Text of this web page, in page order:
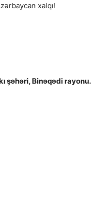
xalqı!
şəhəri, Binəqədi rayonu.